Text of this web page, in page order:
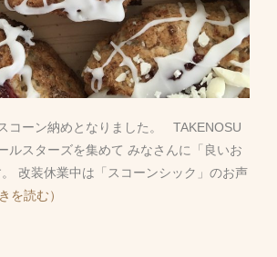
コーン納めとなりました。 TAKENOSU
ルスターズを集めて みなさんに「良いお
改装休業中は「スコーンシック」のお声
を読む）